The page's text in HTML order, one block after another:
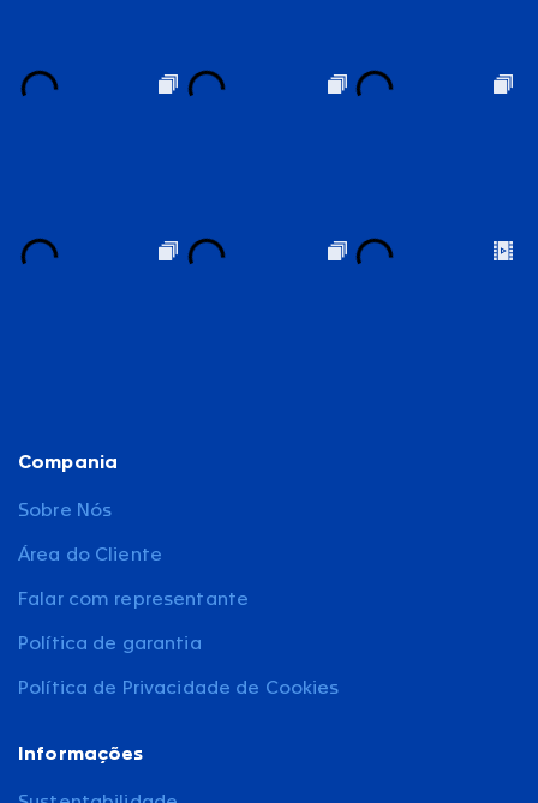
Compania
Sobre Nós
Área do Cliente
Falar com representante
Política de garantia
Política de Privacidade de Cookies
Informações